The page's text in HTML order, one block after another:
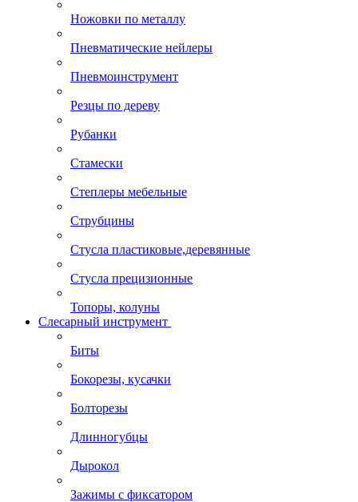
Ножовки по металлу
Пневматические нейлеры
Пневмоинструмент
Резцы по дереву
Рубанки
Стамески
Степлеры мебельные
Струбцины
Стусла пластиковые,деревянные
Стусла прецизионные
Топоры, колуны
Слесарный инструмент
Биты
Бокорезы, кусачки
Болторезы
Длинногубцы
Дырокол
Зажимы с фиксатором